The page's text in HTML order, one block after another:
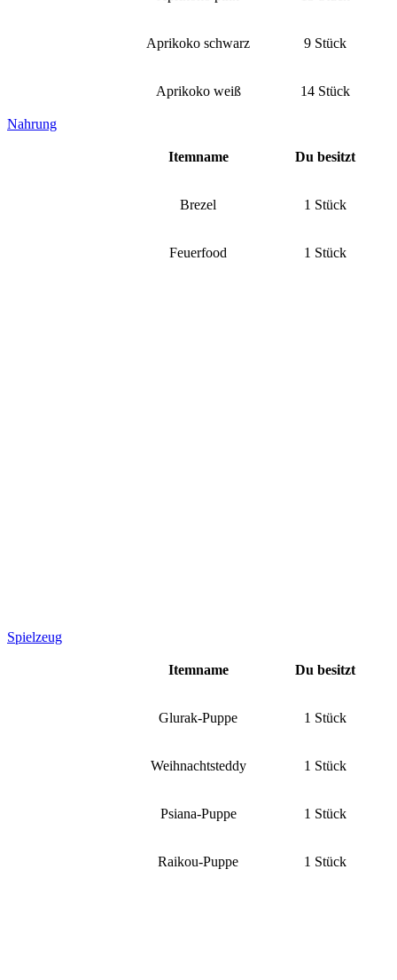
Aprikoko schwarz 9 Stück
Aprikoko weiß 14 Stück
Nahrung
Itemname Du besitzt
Brezel 1 Stück
Feuerfood 1 Stück
Spielzeug
Itemname Du besitzt
Glurak-Puppe 1 Stück
Weihnachtsteddy 1 Stück
Psiana-Puppe 1 Stück
Raikou-Puppe 1 Stück